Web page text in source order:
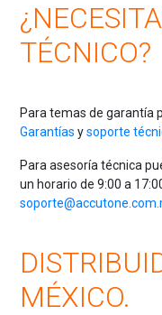
TÉCNICO?
Para temas de garantía
Garantías ysoporte
Para asesoría técnica
un horario de 9:00 a
MÉXICO.